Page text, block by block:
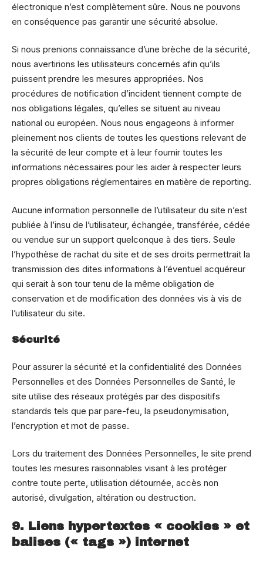
électronique n’est complètement sûre. Nous ne pouvons
en conséquence pas garantir une sécurité absolue.
Si nous prenions connaissance d’une brèche de la sécurité,
nous avertirions les utilisateurs concernés afin qu’ils
puissent prendre les mesures appropriées. Nos
procédures de notification d’incident tiennent compte de
nos obligations légales, qu’elles se situent au niveau
national ou européen. Nous nous engageons à informer
pleinement nos clients de toutes les questions relevant de
la sécurité de leur compte et à leur fournir toutes les
informations nécessaires pour les aider à respecter leurs
propres obligations réglementaires en matière de reporting.
Aucune information personnelle de l’utilisateur du site n’est
publiée à l’insu de l’utilisateur, échangée, transférée, cédée
ou vendue sur un support quelconque à des tiers. Seule
l’hypothèse de rachat du site et de ses droits permettrait la
transmission des dites informations à l’éventuel acquéreur
qui serait à son tour tenu de la même obligation de
conservation et de modification des données vis à vis de
l’utilisateur du site.
Sécurité
Pour assurer la sécurité et la confidentialité des Données
Personnelles et des Données Personnelles de Santé, le
site utilise des réseaux protégés par des dispositifs
standards tels que par pare-feu, la pseudonymisation,
l’encryption et mot de passe.
Lors du traitement des Données Personnelles, le site prend
toutes les mesures raisonnables visant à les protéger
contre toute perte, utilisation détournée, accès non
autorisé, divulgation, altération ou destruction.
9. Liens hypertextes « cookies » et
balises (« tags ») internet